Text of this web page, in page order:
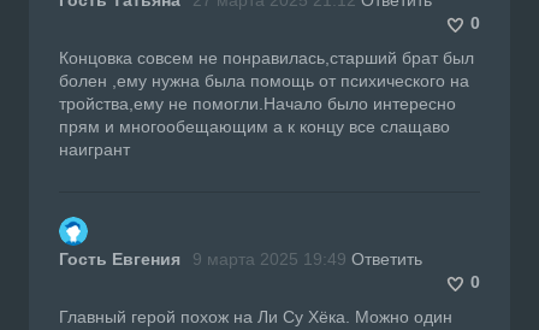
0
Концовка совсем не понравилась,старший брат был
болен ,ему нужна была помощь от психического на
тройства,ему не помогли.Начало было интересно
прям и многообещающим а к концу все слащаво
наигрант
Гость Евгения 9 марта 2025 19:49 Ответить
0
Главный герой похож на Ли Су Хёка. Можно один